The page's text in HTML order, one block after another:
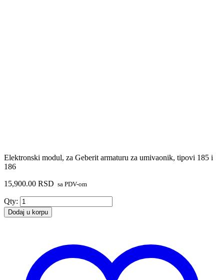
Elektronski modul, za Geberit armaturu za umivaonik, tipovi 185 i
186
15,900.00 RSD sa PDV-om
Qty: Elektronski
modul,
za
umivaonik,
tipovi
185
Dodaj u korpu